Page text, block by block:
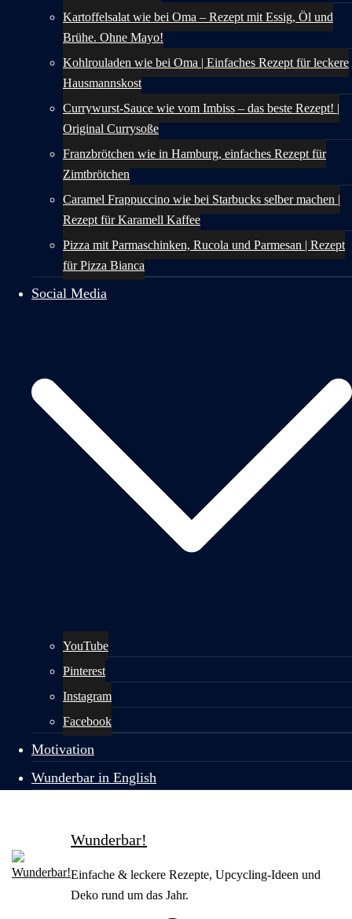
Kartoffelsalat wie bei Oma – Rezept mit Essig, Öl und
Brühe. Ohne Mayo!
Kohlrouladen wie bei Oma | Einfaches Rezept für leckere
Hausmannskost
Currywurst-Sauce wie vom Imbiss – das beste Rezept! |
Original Currysoße
Franzbrötchen wie in Hamburg, einfaches Rezept für
Zimtbrötchen
Caramel Frappuccino wie bei Starbucks selber machen |
Rezept für Karamell Kaffee
Pizza mit Parmaschinken, Rucola und Parmesan | Rezept
für Pizza Bianca
Social Media
YouTube
Pinterest
Instagram
Facebook
Motivation
Wunderbar in English
Wunderbar!
Einfache & leckere Rezepte, Upcycling-Ideen und
Deko rund um das Jahr.